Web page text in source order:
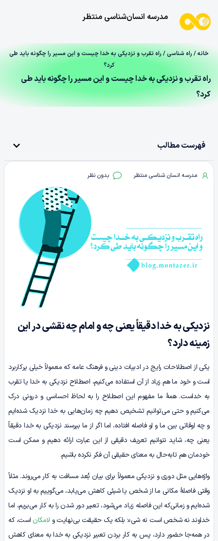
مدرسه انسان‌شناسی منتظر
خانه/ راه شناسی/ راه تقرب و نزدیکی به خدا چیست و این مسیر را چگونه باید طی
کرد؟
راه تقرب و نزدیکی به خدا چیست و این مسیر را چگونه باید طی
کرد؟
فهرست مطالب
مدرسه انسان شناسی منتظر بدون نظر
نزدیکی به خدا دقیقاً یعنی چه و امام چه نقشی در این
زمینه دارد؟
یکی از اصطلاحات رایج در ادبیات دینی و فرهنگ عامه که معمولاً خیلی پرکاربرد
است و خود ما هم زیاد از آن‌ استفاده می‌کنیم، اصطلاح نزدیکی به خدا یا تقرب
به خداست. همۀ ما مفهوم این اصطلاح را به لحاظ احساسی و درونی درک
می‌کنیم و حتی می‌توانیم تشخیص دهیم چه زمان‌هایی به خدا نزدیک شده‌ایم
و چه اوقاتی بین ما و او فاصله افتاده، اما اگر از ما بپرسند نزدیکی به خدا دقیقاً
یعنی چه، شاید نتوانیم تعریف دقیقی از این عبارت ارائه دهیم و ممکن است
خودمان هم تابه‌حال به معنای حقیقی آن فکر نکرده باشیم.
واژه‌هایی مثل دوری و نزدیکی معمولاً برای بیان بُعد مسافت به کار می‌روند. مثلاً
وقتی فاصلۀ مکانی ما از شخص یا شیئی کاهش می‌یابد، می‌گوییم به او نزدیک
شده‌ایم و زمانی‌که این فاصله زیاد می‌شود، تعبیر دور شدن را به‌ کار می‌بریم، اما
خداوند نه شخص است نه شیء؛ بلکه یک حقیقت بی‌نهایت و لامکان است، که
در همه‌جا حضور دارد، پس به کار بردن تعبیر نزدیکی به خدا به معنای کاهش